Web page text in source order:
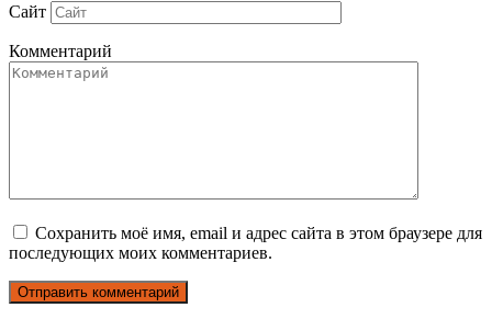
Сайт
Комментарий
Сохранить моё имя, email и адрес сайта в этом браузере для
последующих моих комментариев.